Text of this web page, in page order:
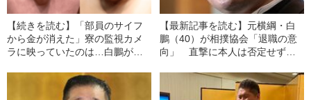
【続きを読む】「部員のサイフ
から金が消えた」寮の監視カメ
ラに映っていたのは…白鵬が黙
代の「前科」《寸借サギ常習
【最新記事を読む】元横綱・白
鵬（40）が相撲協会「退職の意
向」 直撃に本人は否定せず、